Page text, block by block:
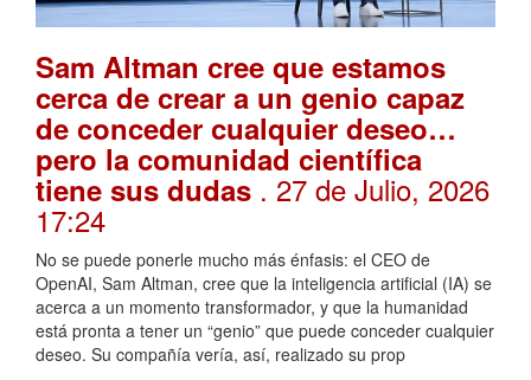
Sam Altman cree que estamos
cerca de crear a un genio capaz
de conceder cualquier deseo…
pero la comunidad científica
tiene sus dudas . 27 de Julio, 2026
17:24
No se puede ponerle mucho más énfasis: el CEO de
OpenAI, Sam Altman, cree que la inteligencia artificial (IA) se
acerca a un momento transformador, y que la humanidad
está pronta a tener un “genio” que puede conceder cualquier
deseo. Su compañía vería, así, realizado su prop